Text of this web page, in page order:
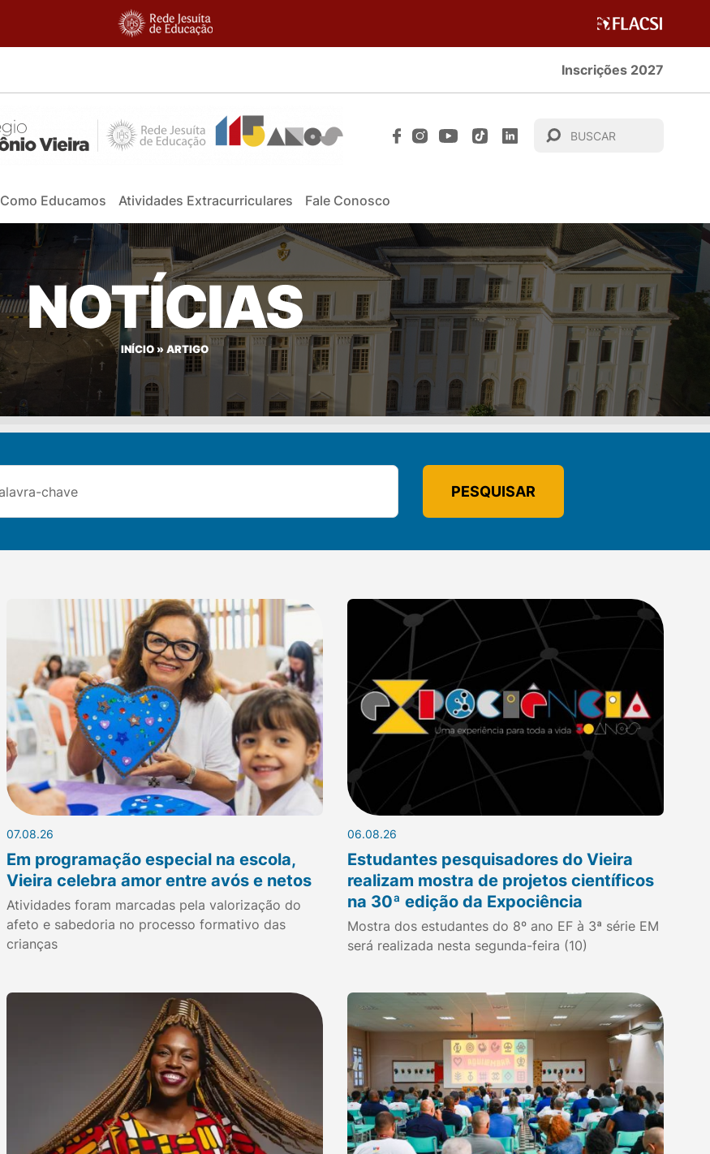
Inscrições 2027
Como Educamos Atividades Extracurriculares Fale Conosco
NOTÍCIAS
INÍCIO» ARTIGO
PESQUISAR
07.08.26
Em programação especial na escola,
Vieira celebra amor entre avós e netos
Atividades foram marcadas pela valorização do
afeto e sabedoria no processo formativo das
crianças
06.08.26
Estudantes pesquisadores do Vieira
realizam mostra de projetos científicos
na 30ª edição da Expociência
Mostra dos estudantes do 8º ano EF à 3ª série EM
será realizada nesta segunda-feira (10)